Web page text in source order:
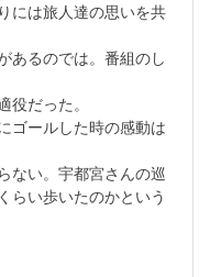
には旅人達の思いを共
あるのでは。番組のし
だった。
ゴールした時の感動は
ない。宇都宮さんの巡
らい歩いたのかという